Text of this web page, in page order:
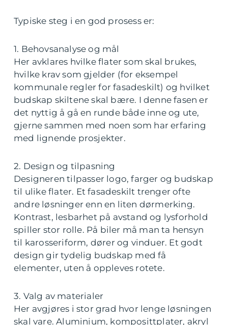
Typiske steg i en god prosess er:
1. Behovsanalyse og mål
Her avklares hvilke flater som skal brukes,
hvilke krav som gjelder (for eksempel
kommunale regler for fasadeskilt) og hvilket
budskap skiltene skal bære. I denne fasen er
det nyttig å gå en runde både inne og ute,
gjerne sammen med noen som har erfaring
med lignende prosjekter.
2. Design og tilpasning
Designeren tilpasser logo, farger og budskap
til ulike flater. Et fasadeskilt trenger ofte
andre løsninger enn en liten dørmerking.
Kontrast, lesbarhet på avstand og lysforhold
spiller stor rolle. På biler må man ta hensyn
til karosseriform, dører og vinduer. Et godt
design gir tydelig budskap med få
elementer, uten å oppleves rotete.
3. Valg av materialer
Her avgjøres i stor grad hvor lenge løsningen
skal vare. Aluminium, komposittplater, akryl